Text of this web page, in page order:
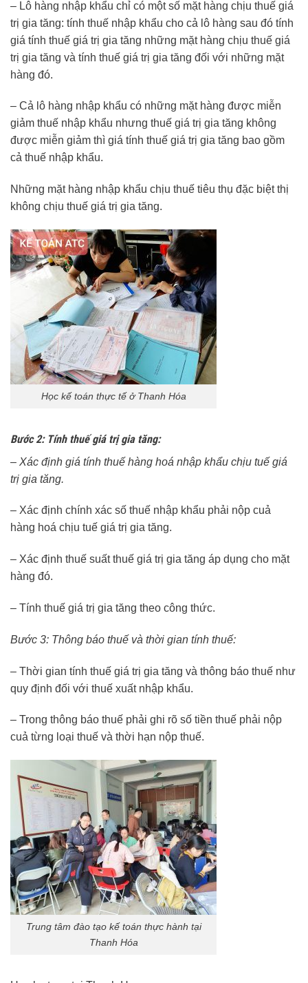
– Lô hàng nhập khẩu chỉ có một số mặt hàng chịu thuế giá
trị gia tăng: tính thuế nhập khẩu cho cả lô hàng sau đó tính
giá tính thuế giá trị gia tăng những mặt hàng chịu thuế giá
trị gia tăng và tính thuế giá trị gia tăng đối với những mặt
hàng đó.
– Cả lô hàng nhập khẩu có những mặt hàng được miễn
giảm thuế nhập khẩu nhưng thuế giá trị gia tăng không
được miễn giảm thì giá tính thuế giá trị gia tăng bao gồm
cả thuế nhập khẩu.
Những mặt hàng nhập khẩu chịu thuế tiêu thụ đặc biệt thị
không chịu thuế giá trị gia tăng.
Học kế toán thực tế ở Thanh Hóa
Bước 2: Tính thuế giá trị gia tăng:
– Xác định giá tính thuế hàng hoá nhập khẩu chịu tuế giá
trị gia tăng.
– Xác định chính xác số thuế nhập khẩu phải nộp cuả
hàng hoá chịu tuế giá trị gia tăng.
– Xác định thuế suất thuế giá trị gia tăng áp dụng cho mặt
hàng đó.
– Tính thuế giá trị gia tăng theo công thức.
Bước 3: Thông báo thuế và thời gian tính thuế:
– Thời gian tính thuế giá trị gia tăng và thông báo thuế như
quy định đối với thuế xuất nhập khẩu.
– Trong thông báo thuế phải ghi rõ số tiền thuế phải nộp
cuả từng loại thuế và thời hạn nộp thuế.
Trung tâm đào tạo kế toán thực hành tại
Thanh Hóa